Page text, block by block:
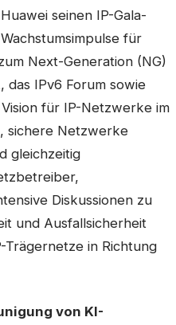
seinen IP-Gala-
für
Next-Generation (NG)
das IPv6 Forum sowie
für IP-Netzwerke im
sichere Netzwerke
gleichzeitig
Diskussionen zu
und Ausfallsicherheit
in Richtung
von KI-